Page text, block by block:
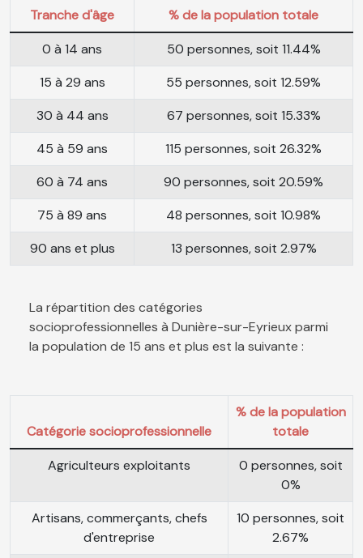
Tranche d'âge
% de la population totale
0 à 14 ans
50 personnes, soit 11.44%
15 à 29 ans
55 personnes, soit 12.59%
30 à 44 ans
67 personnes, soit 15.33%
45 à 59 ans
115 personnes, soit 26.32%
60 à 74 ans
90 personnes, soit 20.59%
75 à 89 ans
48 personnes, soit 10.98%
90 ans et plus
13 personnes, soit 2.97%
La répartition des catégories
socioprofessionnelles à Dunière-sur-Eyrieux parmi
la population de 15 ans et plus est la suivante :
Catégorie socioprofessionnelle
% de la population
totale
Agriculteurs exploitants
0 personnes, soit
0%
Artisans, commerçants, chefs
d'entreprise
10 personnes, soit
2.67%